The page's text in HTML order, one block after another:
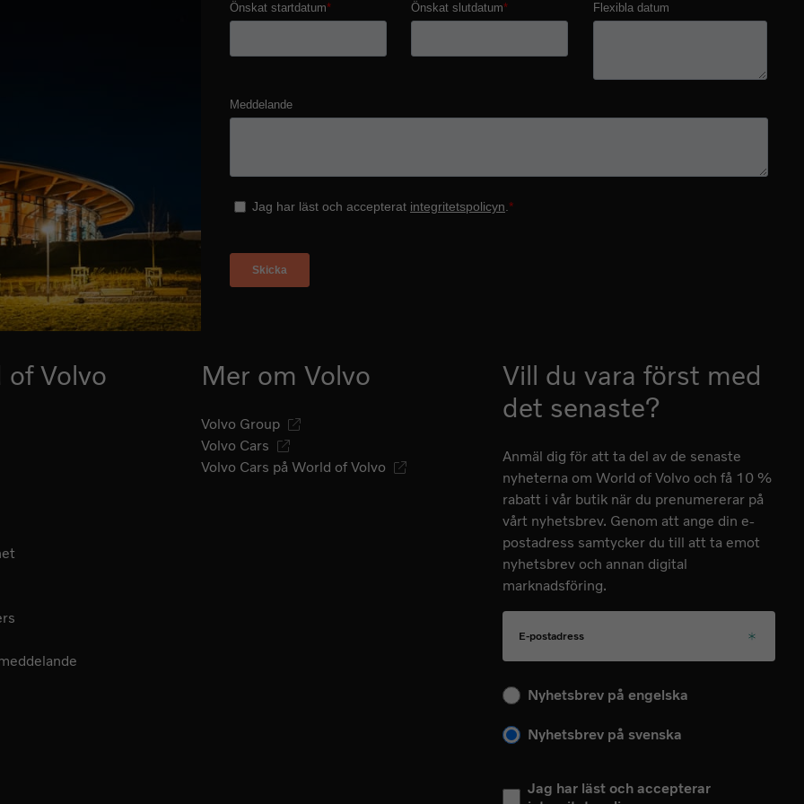
Volvo Mer om Volvo
Volvo Group
Volvo Cars
Volvo Cars på World of Volvo
Vill du vara först med
det senaste?
Anmäl dig för att ta del av de senaste
nyheterna om World of Volvo och få 10 %
rabatt i vår butik när du prenumererar på
vårt nyhetsbrev. Genom att ange din e-
postadress samtycker du till att ta emot
nyhetsbrev och annan digital
marknadsföring.
E-postadress
Välj ditt språk för kommande nyhetsbrev
Nyhetsbrev på engelska
Nyhetsbrev på svenska
Jag har läst och accepterar